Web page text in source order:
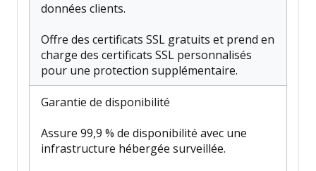
données clients.
Offre des certificats SSL gratuits et prend en
charge des certificats SSL personnalisés
pour une protection supplémentaire.
Garantie de disponibilité
Assure 99,9 % de disponibilité avec une
infrastructure hébergée surveillée.